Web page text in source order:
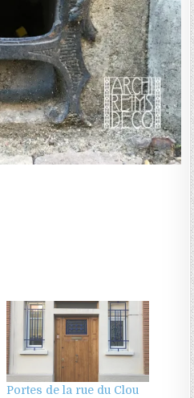
Portes de la rue du Clou